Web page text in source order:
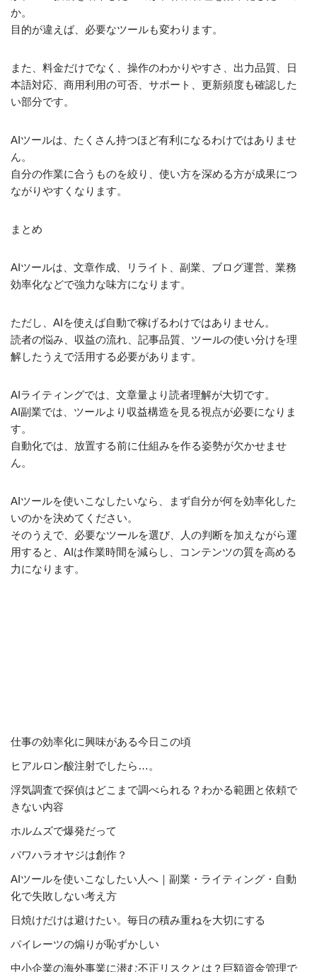
か。
目的が違えば、必要なツールも変わります。
また、料金だけでなく、操作のわかりやすさ、出力品質、日
本語対応、商用利用の可否、サポート、更新頻度も確認した
い部分です。
AIツールは、たくさん持つほど有利になるわけではありませ
ん。
自分の作業に合うものを絞り、使い方を深める方が成果につ
ながりやすくなります。
まとめ
AIツールは、文章作成、リライト、副業、ブログ運営、業務
効率化などで強力な味方になります。
ただし、AIを使えば自動で稼げるわけではありません。
読者の悩み、収益の流れ、記事品質、ツールの使い分けを理
解したうえで活用する必要があります。
AIライティングでは、文章量より読者理解が大切です。
AI副業では、ツールより収益構造を見る視点が必要になりま
す。
自動化では、放置する前に仕組みを作る姿勢が欠かせませ
ん。
AIツールを使いこなしたいなら、まず自分が何を効率化した
いのかを決めてください。
そのうえで、必要なツールを選び、人の判断を加えながら運
用すると、AIは作業時間を減らし、コンテンツの質を高める
力になります。
仕事の効率化に興味がある今日この頃
ヒアルロン酸注射でしたら…。
浮気調査で探偵はどこまで調べられる？わかる範囲と依頼で
きない内容
ホルムズで爆発だって
パワハラオヤジは創作？
AIツールを使いこなしたい人へ｜副業・ライティング・自動
化で失敗しない考え方
日焼けだけは避けたい。毎日の積み重ねを大切にする
パイレーツの煽りが恥ずかしい
中小企業の海外事業に潜む不正リスクとは？巨額資金管理で